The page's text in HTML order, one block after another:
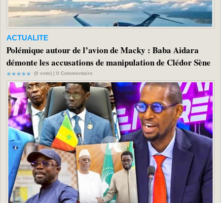
ACTUALITE
Polémique autour de l’avion de Macky : Baba Aidara
démonte les accusations de manipulation de Clédor Sène
(0 vote) | 0 Commentaire